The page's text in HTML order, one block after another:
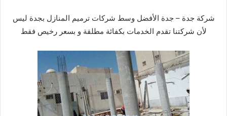
شركة جدة – جدة الأفضل وسط شركات ترميم المنازل بجدة ليس
لأن شركتنا تقدم الخدمات بكفائة مطلقة و بسعر رخيص فقط